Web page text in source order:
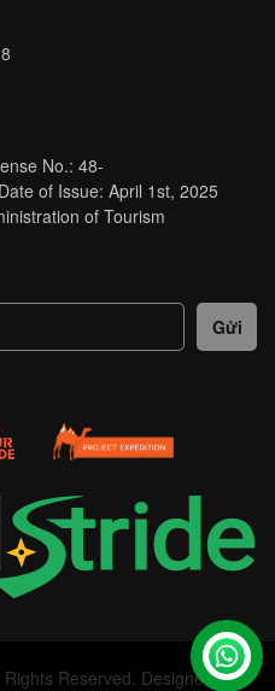
No.: 48-
of Issue: April 1st, 2025
of Tourism
Reserved. Designed by